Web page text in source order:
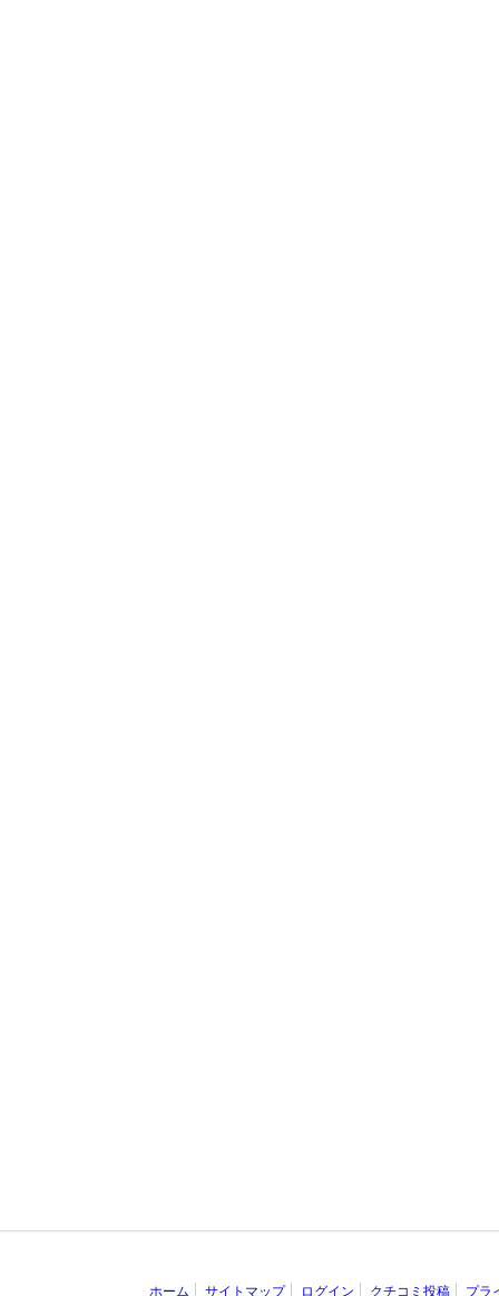
ホーム サイトマップ ログイン クチコミ投稿 プラ